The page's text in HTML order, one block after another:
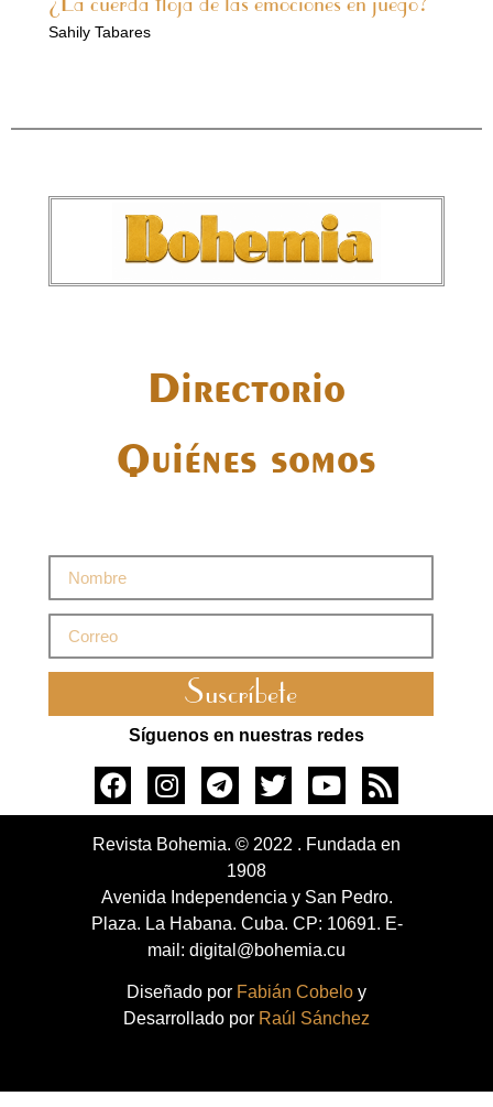
Sahily Tabares
Directorio
Quiénes somos
Suscríbete
Síguenos en nuestras redes
Revista Bohemia. © 2022 . Fundada en
1908
Avenida Independencia y San Pedro.
Plaza. La Habana. Cuba. CP: 10691. E-
mail: digital@bohemia.cu
Diseñado por Fabián Cobelo y
Desarrollado por Raúl Sánchez